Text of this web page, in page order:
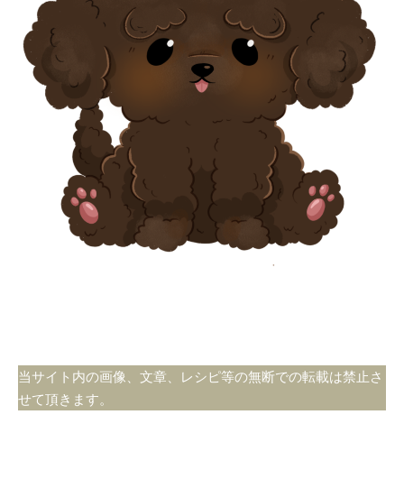
当サイト内の画像、文章、レシピ等の無断での転載は禁止さ
せて頂きます。